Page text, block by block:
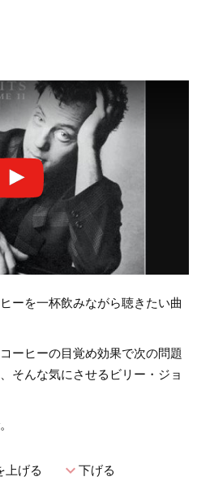
ーを一杯飲みながら聴きたい曲
ーヒーの目覚め効果で次の問題
そんな気にさせるビリー・ジョ
上げる expand_more下げる